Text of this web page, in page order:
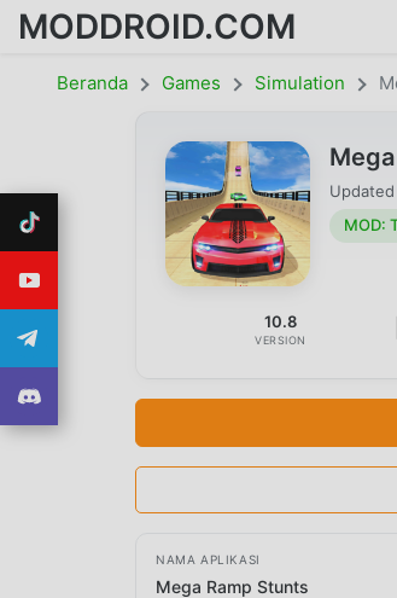
MODDROID.COM
Beranda Games Simulation
MOD:
10.8
VERSION
NAMA APLIKASI
Mega Ramp Stunts